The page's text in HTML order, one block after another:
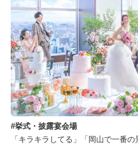
挙式・披露宴会場
「キラキラしてる」「岡山で一番